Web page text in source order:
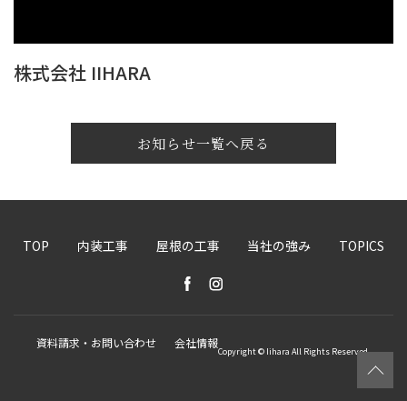
株式会社 IIHARA
お知らせ一覧へ戻る
TOP 内装工事 屋根の工事 当社の強み TOPICS
資料請求・お問い合わせ 会社情報
Copyright © Iihara All Rights Reserved.